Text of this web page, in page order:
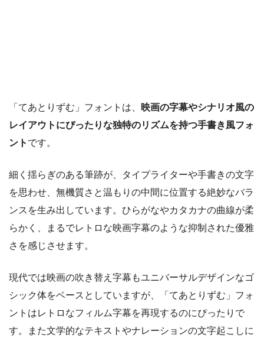
「てあとりずむ」フォントは、
映画の字幕やシナリオ風の
レイアウトにぴったりな独特のリズムを持つ手書き風フォ
ント です。
細く揺らぎのある筆跡が、タイプライターや手書きの文字
を思わせ、無機質さと温もりの中間に位置する絶妙なバラ
ンスを生み出しています。ひらがなやカタカナの曲線が柔
らかく、まるでレトロな映画字幕のような抑制された優雅
さを感じさせます。
現代では映画の吹き替え字幕もユニバーサルデザインなゴ
シック体をベースとしていますが、「てあとりずむ」フォ
ントはレトロなフィルム字幕を再現するのにぴったりで
す。また文学的なテキストやナレーションの文字起こしに